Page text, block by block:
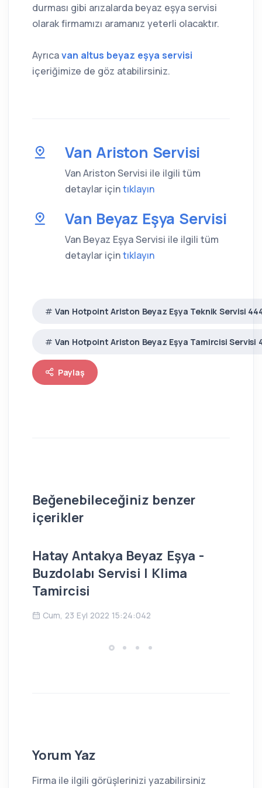
durması gibi arızalarda beyaz eşya servisi
olarak firmamızı aramanız yeterli olacaktır.
Ayrıcavan altus beyaz eşya servisi
içeriğimize de göz atabilirsiniz.
Van Ariston Servisi
Van Ariston Servisi ile ilgili tüm
detaylar içintıklayın
Van Beyaz Eşya Servisi
Van Beyaz Eşya Servisi ile ilgili tüm
detaylar içintıklayın
Van Hotpoint Ariston Beyaz Eşya Teknik Servisi
Van Hotpoint Ariston Beyaz Eşya Tamircisi Servisi
Paylaş
Beğenebileceğiniz benzer
içerikler
Hatay Antakya Beyaz Eşya -
Buzdolabı Servisi | Klima
Tamircisi
Cum, 23 Eyl 2022 15:24:042
Yorum Yaz
Firma ile ilgili görüşlerinizi yazabilirsiniz